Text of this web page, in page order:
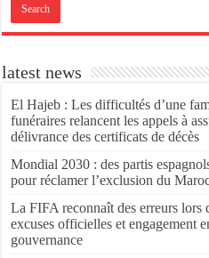
latest news
El Hajeb : Les difficultés d’une
funéraires relancent les appels à
délivrance des certificats de décès
Mondial 2030 : des partis
pour réclamer l’exclusion du
La FIFA reconnaît des erreurs lors
excuses officielles et engagement
gouvernance